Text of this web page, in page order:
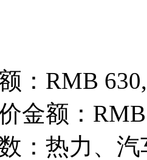
：RMB
金额：RMB
：热力、